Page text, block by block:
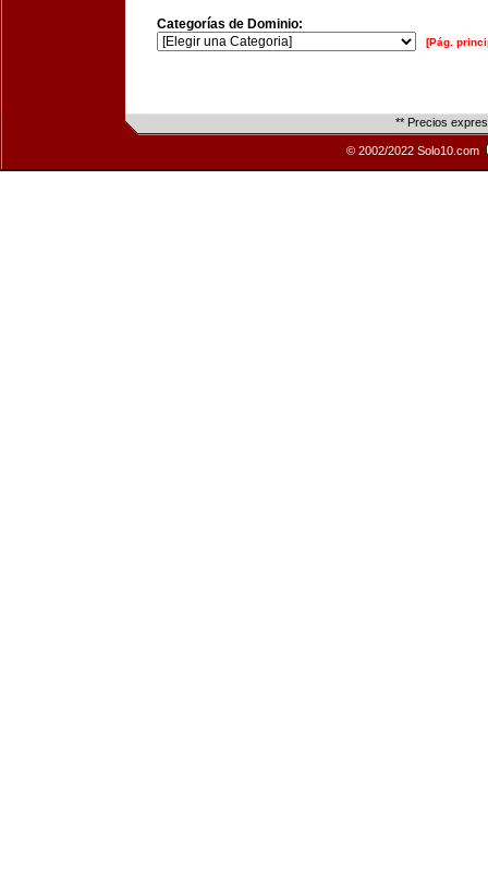
Categorías de Dominio:
[Pág.
** Precios
© 2002/2022 Solo10.com